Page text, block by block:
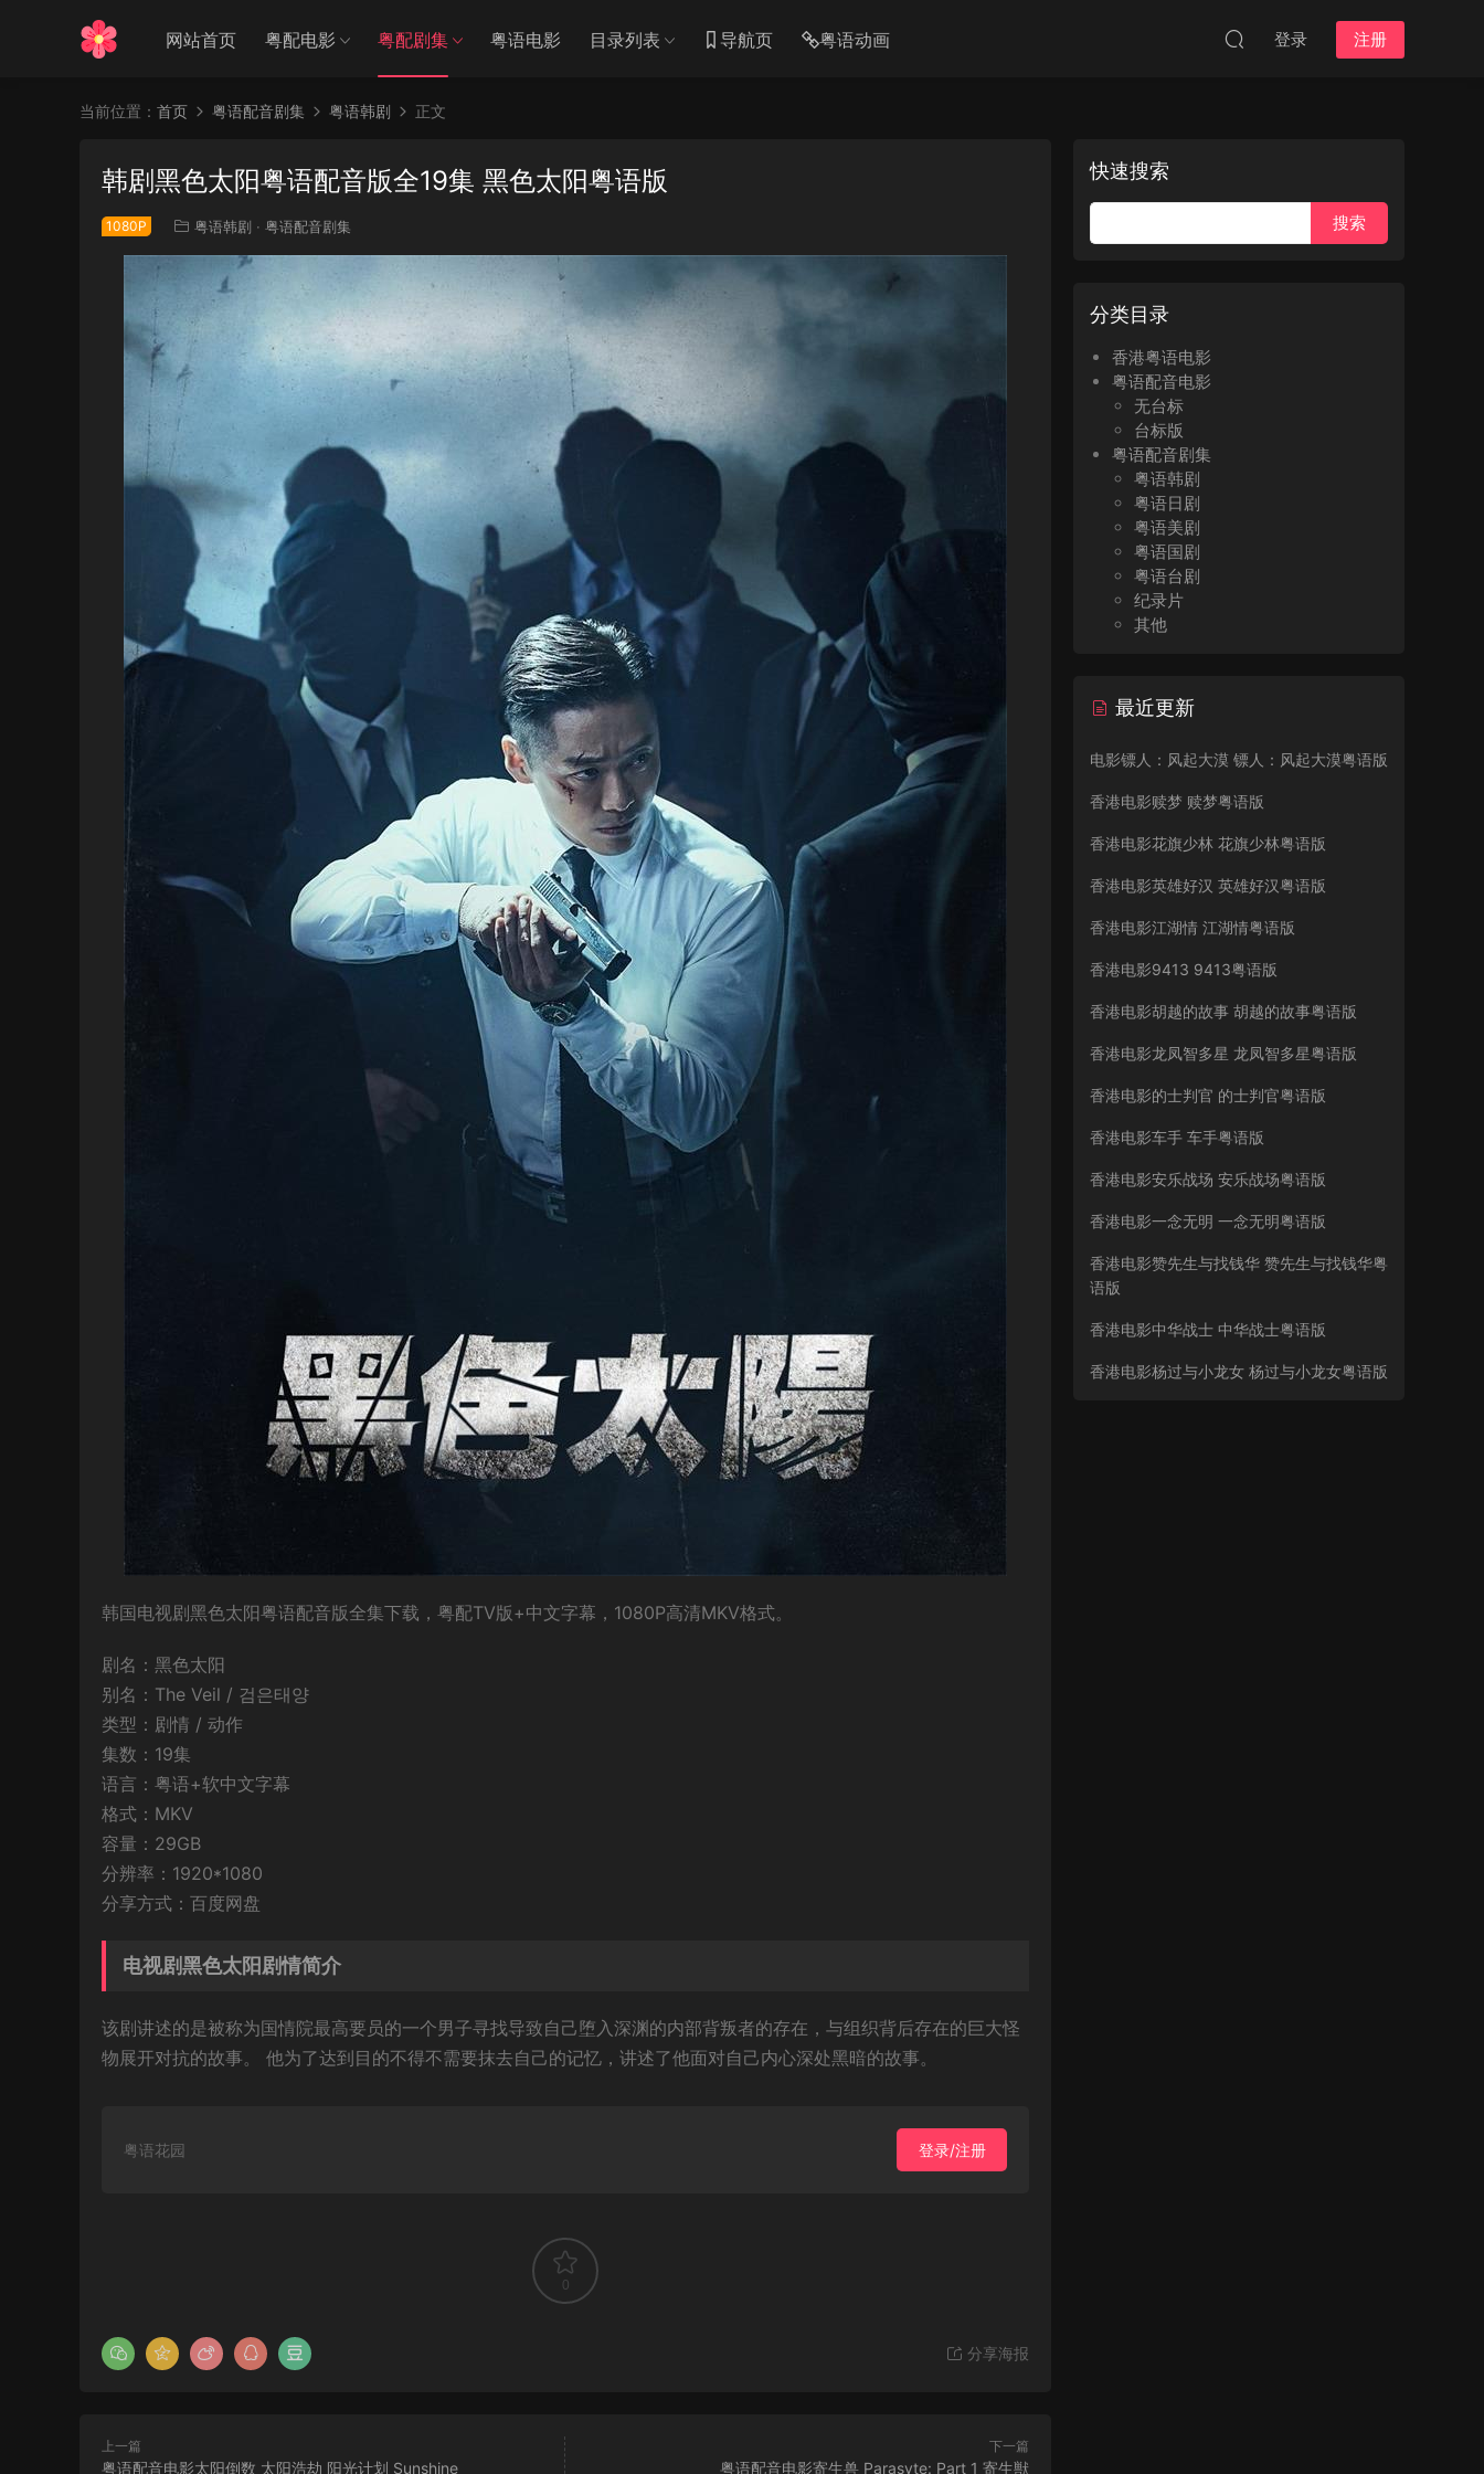
网站首页 粤配电影 粤配剧集 粤语电影 目录列表 导航页 粤语动画 登录 注册
当前位置： 首页 粤语配音剧集 粤语韩剧 正文
韩剧黑色太阳粤语配音版全19集 黑色太阳粤语版
1080P 粤语韩剧 · 粤语配音剧集
韩国电视剧黑色太阳粤语配音版全集下载，粤配TV版+中文字幕，1080P高清MKV格式。
剧名：黑色太阳
别名：The Veil / 검은태양
类型：剧情 / 动作
集数：19集
语言：粤语+软中文字幕
格式：MKV
容量：29GB
分辨率：1920*1080
分享方式：百度网盘
电视剧黑色太阳剧情简介
该剧讲述的是被称为国情院最高要员的一个男子寻找导致自己堕入深渊的内部背叛者的存在，与组织背后存在的巨大怪
物展开对抗的故事。 他为了达到目的不得不需要抹去自己的记忆，讲述了他面对自己内心深处黑暗的故事。
粤语花园 登录/注册
0
分享海报
上一篇
粤语配音电影太阳倒数 太阳浩劫 阳光计划 Sunshine
下一篇
粤语配音电影寄生兽 Parasyte: Part 1 寄生獣
快速搜索
分类目录
香港粤语电影
粤语配音电影
无台标
台标版
粤语配音剧集
粤语韩剧
粤语日剧
粤语美剧
粤语国剧
粤语台剧
纪录片
其他
最近更新
电影镖人：风起大漠 镖人：风起大漠粤语版
香港电影赎梦 赎梦粤语版
香港电影花旗少林 花旗少林粤语版
香港电影英雄好汉 英雄好汉粤语版
香港电影江湖情 江湖情粤语版
香港电影9413 9413粤语版
香港电影胡越的故事 胡越的故事粤语版
香港电影龙凤智多星 龙凤智多星粤语版
香港电影的士判官 的士判官粤语版
香港电影车手 车手粤语版
香港电影安乐战场 安乐战场粤语版
香港电影一念无明 一念无明粤语版
香港电影赞先生与找钱华 赞先生与找钱华粤
语版
香港电影中华战士 中华战士粤语版
香港电影杨过与小龙女 杨过与小龙女粤语版